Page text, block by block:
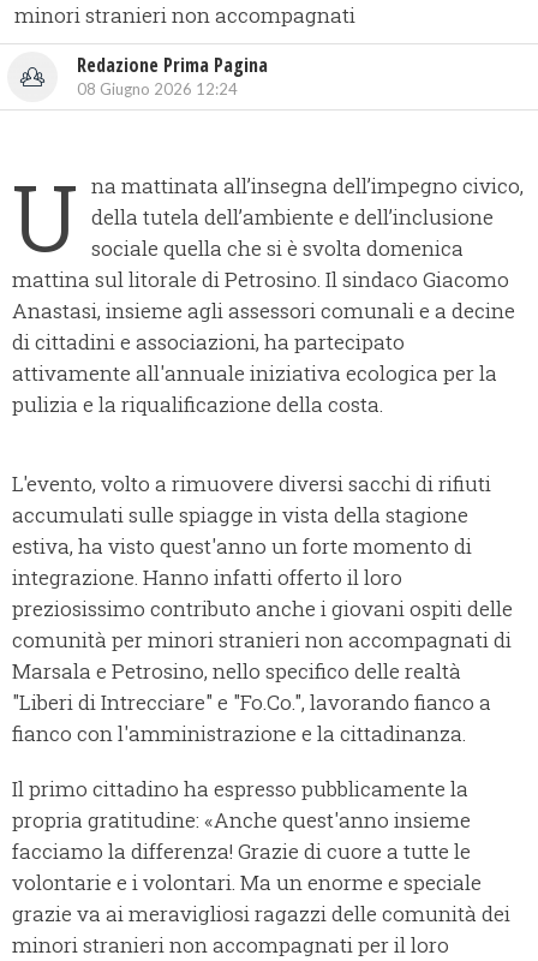
minori stranieri non accompagnati
Redazione Prima Pagina
08 Giugno 2026 12:24
U na mattinata all’insegna dell’impegno civico,
della tutela dell’ambiente e dell’inclusione
sociale quella che si è svolta domenica
mattina sul litorale di Petrosino. Il sindaco Giacomo
Anastasi, insieme agli assessori comunali e a decine
di cittadini e associazioni, ha partecipato
attivamente all'annuale iniziativa ecologica per la
pulizia e la riqualificazione della costa.
L'evento, volto a rimuovere diversi sacchi di rifiuti
accumulati sulle spiagge in vista della stagione
estiva, ha visto quest'anno un forte momento di
integrazione. Hanno infatti offerto il loro
preziosissimo contributo anche i giovani ospiti delle
comunità per minori stranieri non accompagnati di
Marsala e Petrosino, nello specifico delle realtà
"Liberi di Intrecciare" e "Fo.Co.", lavorando fianco a
fianco con l'amministrazione e la cittadinanza.
Il primo cittadino ha espresso pubblicamente la
propria gratitudine: «Anche quest'anno insieme
facciamo la differenza! Grazie di cuore a tutte le
volontarie e i volontari. Ma un enorme e speciale
grazie va ai meravigliosi ragazzi delle comunità dei
minori stranieri non accompagnati per il loro